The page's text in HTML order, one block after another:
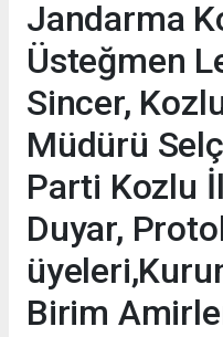
Jandarma
Üsteğmen
Sincer,
Müdürü
Parti Kozlu
Duyar,
Birim